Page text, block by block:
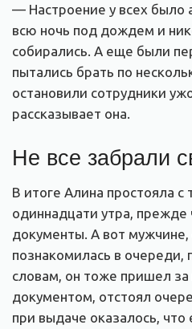
— Настроение у всех было
всю ночь под дождем и
собирались. А еще были
пытались брать по
остановили сотрудники
рассказывает она.
Не все забрали
В итоге Алина простояла с
одиннадцати утра, прежде
документы. А вот
познакомилась в
словам, он тоже пришел
документом, отстоял
при выдаче оказалось, что